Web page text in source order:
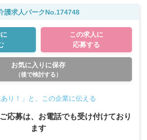
護求人パークNo.174748
この求人に
応募する
お気に入りに保存
（後で検討する）
あり！」と、この企業に伝える
応募は、お電話でも受け付けており
ます